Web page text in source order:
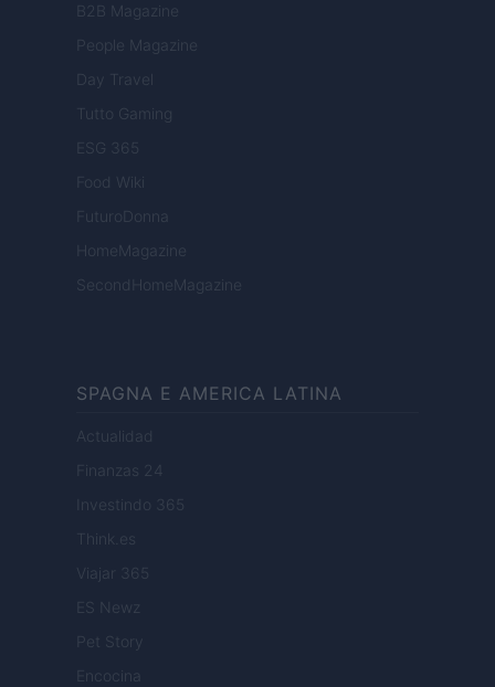
B2B Magazine
People Magazine
Day Travel
Tutto Gaming
ESG 365
Food Wiki
FuturoDonna
HomeMagazine
SecondHomeMagazine
SPAGNA E AMERICA LATINA
Actualidad
Finanzas 24
Investindo 365
Think.es
Viajar 365
ES Newz
Pet Story
Encocina